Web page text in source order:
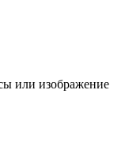
или изображение